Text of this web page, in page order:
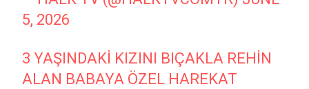
5, 2026
3 YAŞINDAKI KIZINI BIÇAKLA REHIN
ALAN BABAYA ÖZEL HAREKAT